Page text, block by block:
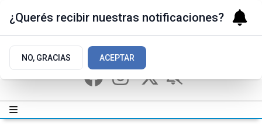
¿Querés recibir nuestras notificaciones?
NO, GRACIAS ACEPTAR